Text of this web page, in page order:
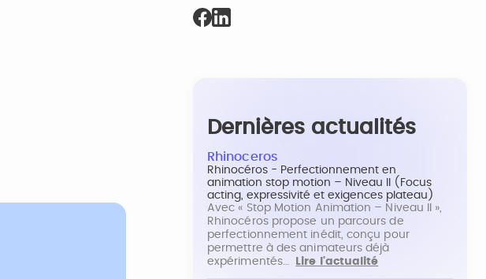
Dernières actualités
Rhinoceros
Rhinocéros - Perfectionnement en
animation stop motion – Niveau II (Focus
acting, expressivité et exigences plateau)
Avec « Stop Motion Animation – Niveau II »,
Rhinocéros propose un parcours de
perfectionnement inédit, conçu pour
permettre à des animateurs déjà
expérimentés…
Lire l'actualité